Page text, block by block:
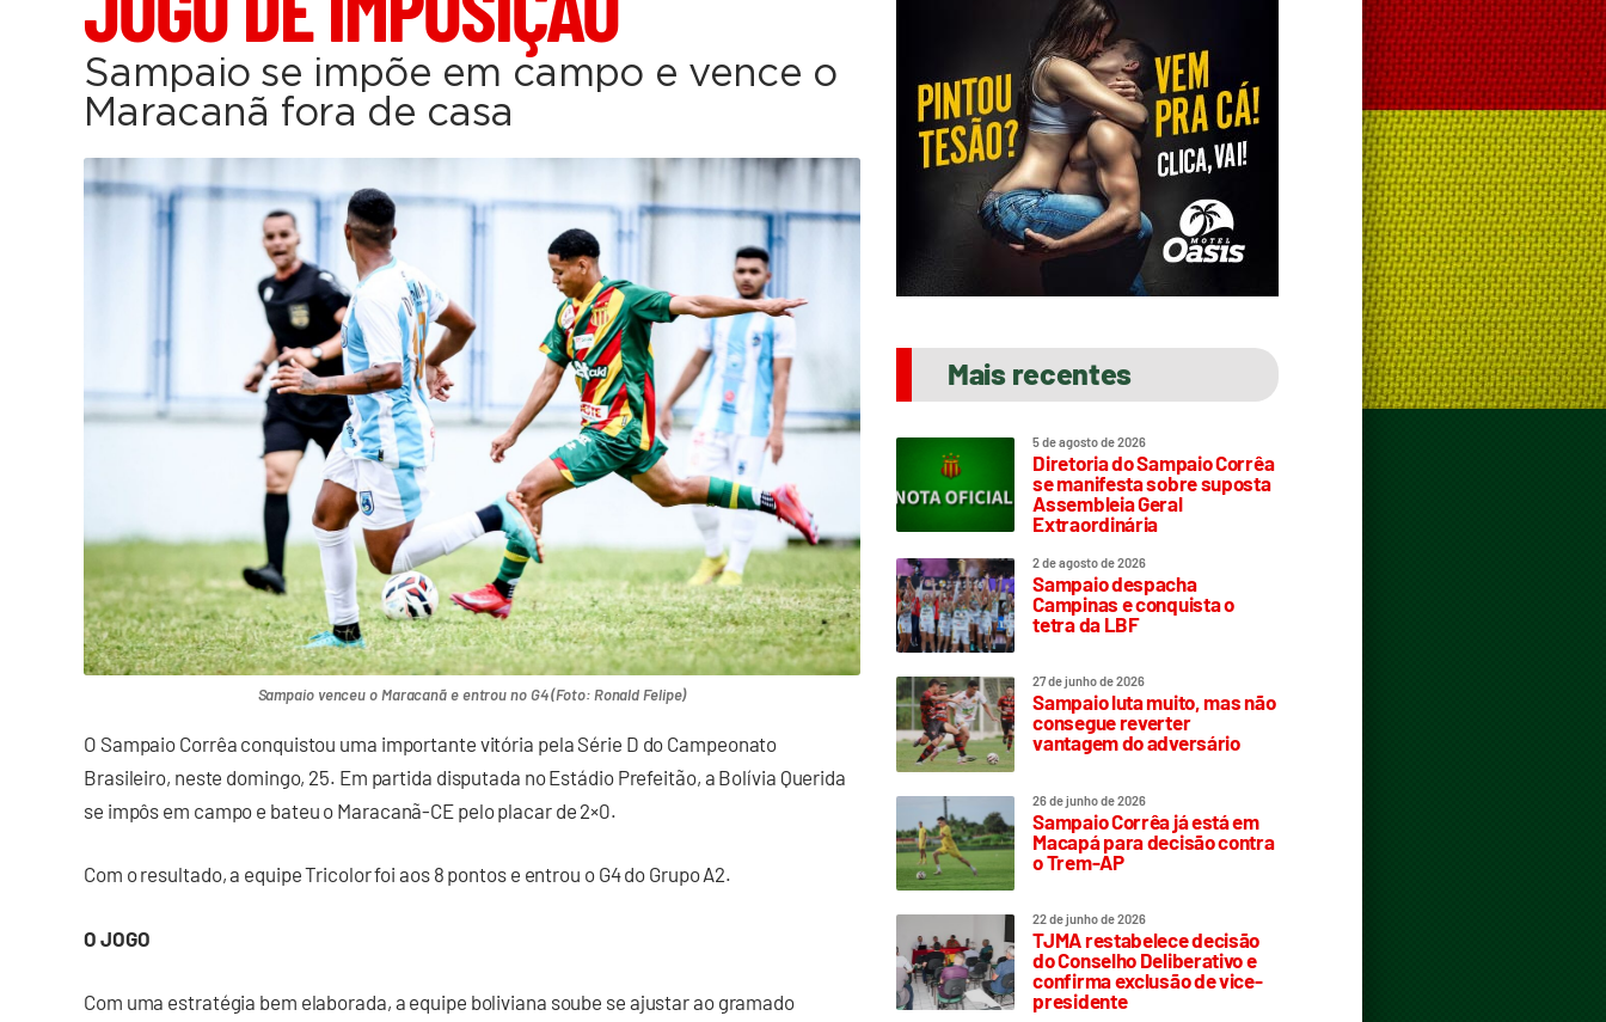
Sampaio se impõe em campo e vence o
Maracanã fora de casa
Sampaio venceu o Maracanã e entrou no G4 (Foto: Ronald Felipe)
O Sampaio Corrêa conquistou uma importante vitória pela Série D do Campeonato
Brasileiro, neste domingo, 25. Em partida disputada no Estádio Prefeitão, a Bolívia Querida
se impôs em campo e bateu o Maracanã-CE pelo placar de 2×0.
Com o resultado, a equipe Tricolor foi aos 8 pontos e entrou o G4 do Grupo A2.
O JOGO
Com uma estratégia bem elaborada, a equipe boliviana soube se ajustar ao gramado
Mais recentes
5 de agosto de 2026
Diretoria do Sampaio Corrêa
se manifesta sobre suposta
Assembleia Geral
Extraordinária
2 de agosto de 2026
Sampaio despacha
Campinas e conquista o
tetra da LBF
27 de junho de 2026
Sampaio luta muito, mas não
consegue reverter
vantagem do adversário
26 de junho de 2026
Sampaio Corrêa já está em
Macapá para decisão contra
o Trem-AP
22 de junho de 2026
TJMA restabelece decisão
do Conselho Deliberativo e
confirma exclusão de vice-
presidente